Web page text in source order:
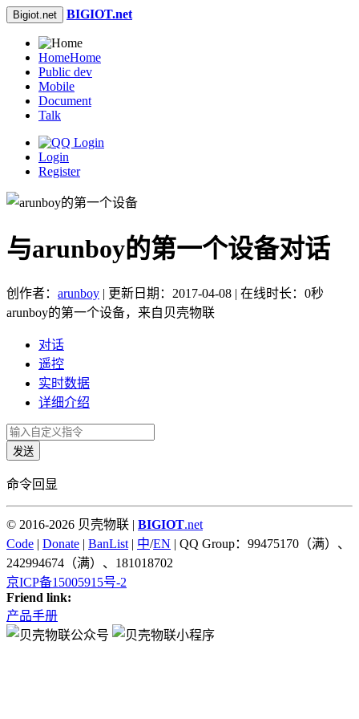
Bigiot.net BIGIOT.net
HomeHome
Public dev
Mobile
Document
Talk
Login
Register
与arunboy的第一个设备对话
创作者： arunboy | 更新日期：2017-04-08 | 在线时长：0秒
arunboy的第一个设备，来自贝壳物联
对话
遥控
实时数据
详细介绍
发送
命令回显
© 2016-2026 贝壳物联 | BIGIOT.net
Code | Donate | BanList | 中/EN | QQ Group：99475170（满）、
242994674（满）、181018702
京ICP备15005915号-2
Friend link:
产品手册